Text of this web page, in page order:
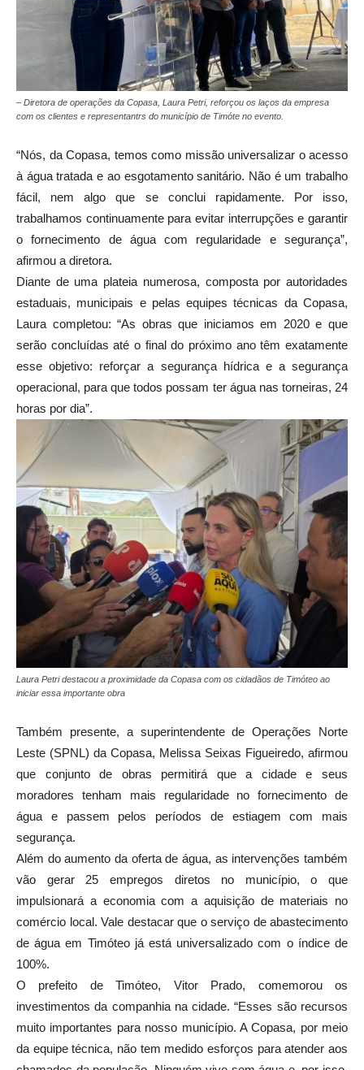
com os clientes e representantrs do município de Timóte no evento.
“Nós, da Copasa, temos como missão universalizar o acesso
à água tratada e ao esgotamento sanitário. Não é um trabalho
fácil, nem algo que se conclui rapidamente. Por isso,
trabalhamos continuamente para evitar interrupções e garantir
o fornecimento de água com regularidade e segurança”,
afirmou a diretora.
Diante de uma plateia numerosa, composta por autoridades
estaduais, municipais e pelas equipes técnicas da Copasa,
Laura completou: “As obras que iniciamos em 2020 e que
serão concluídas até o final do próximo ano têm exatamente
esse objetivo: reforçar a segurança hídrica e a segurança
operacional, para que todos possam ter água nas torneiras, 24
horas por dia”.
iniciar essa importante obra
Também presente, a superintendente de Operações Norte
Leste (SPNL) da Copasa, Melissa Seixas Figueiredo, afirmou
que conjunto de obras
permitirá que a cidade e seus
moradores tenham mais regularidade no fornecimento de
água e passem pelos períodos de estiagem com mais
Além do aumento da oferta de água, as intervenções também
vão gerar 25 empregos diretos no município, o que
impulsionará a economia com a aquisição de materiais no
comércio local. Vale destacar que o serviço de abastecimento
de água em Timóteo já está universalizado com o índice de
100%.
O prefeito de Timóteo, Vitor Prado, comemorou os
investimentos da companhia na cidade. “Esses são recursos
muito importantes para nosso município. A Copasa, por meio
da equipe técnica, não tem medido esforços para atender aos
chamados da população. Ninguém vive sem água e, por isso,